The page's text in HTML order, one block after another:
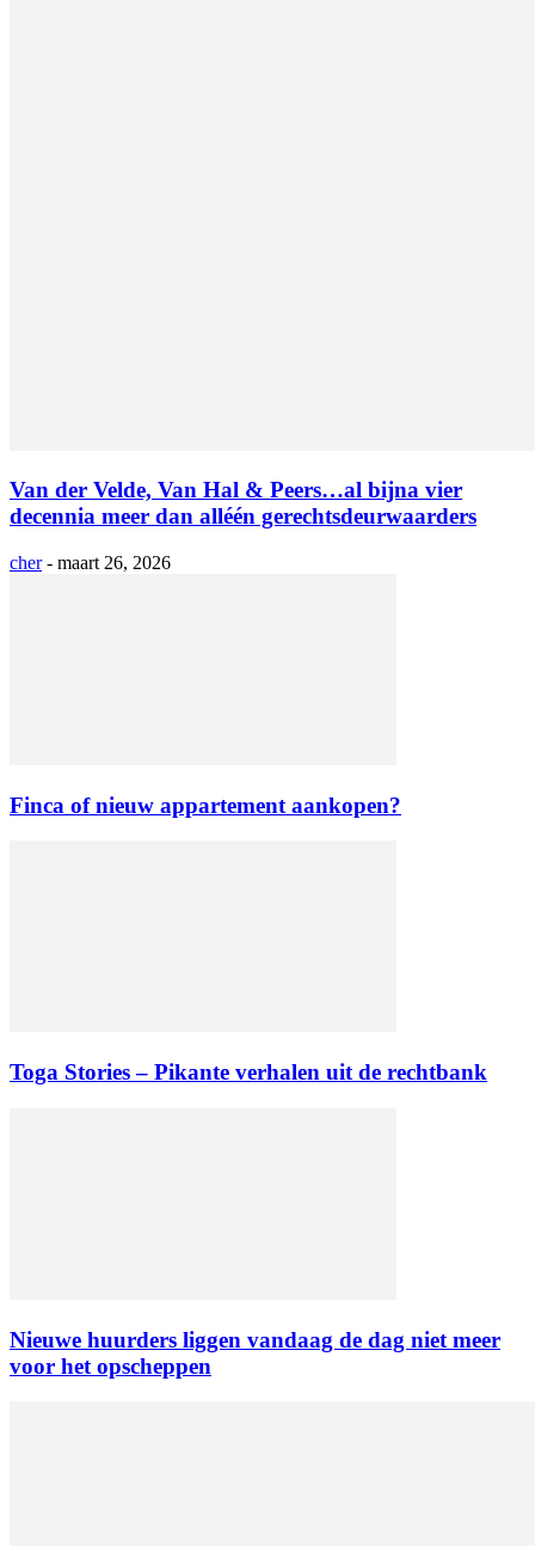
Van der Velde, Van Hal & Peers…al bijna vier
decennia meer dan alléén gerechtsdeurwaarders
cher - maart 26, 2026
Finca of nieuw appartement aankopen?
Toga Stories – Pikante verhalen uit de rechtbank
Nieuwe huurders liggen vandaag de dag niet meer
voor het opscheppen